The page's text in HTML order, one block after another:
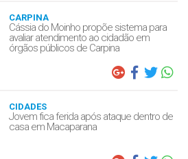
CARPINA
Cássia do Moinho propõe sistema para
avaliar atendimento ao cidadão em
órgãos públicos de Carpina
CIDADES
Jovem fica ferida após ataque dentro de
casa em Macaparana